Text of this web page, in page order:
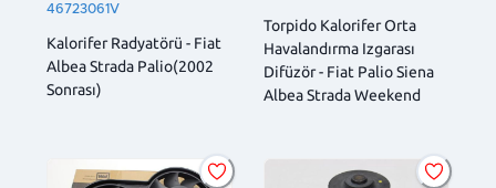
46723061V
Kalorifer Radyatörü - Fiat
Albea Strada Palio(2002
Sonrası)
Torpido Kalorifer Orta
Havalandırma Izgarası
Difüzör - Fiat Palio Siena
Albea Strada Weekend